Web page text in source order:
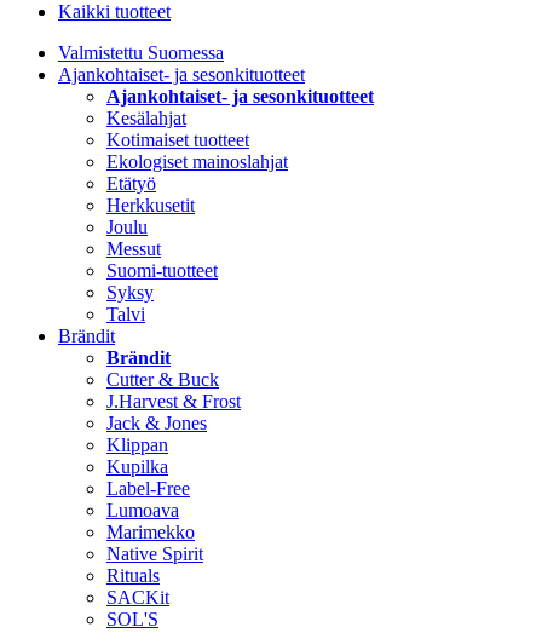
Kaikki tuotteet
Valmistettu Suomessa
Ajankohtaiset- ja sesonkituotteet
Ajankohtaiset- ja sesonkituotteet
Kesälahjat
Kotimaiset tuotteet
Ekologiset mainoslahjat
Etätyö
Herkkusetit
Joulu
Messut
Suomi-tuotteet
Syksy
Talvi
Brändit
Brändit
Cutter & Buck
J.Harvest & Frost
Jack & Jones
Klippan
Kupilka
Label-Free
Lumoava
Marimekko
Native Spirit
Rituals
SACKit
SOL'S